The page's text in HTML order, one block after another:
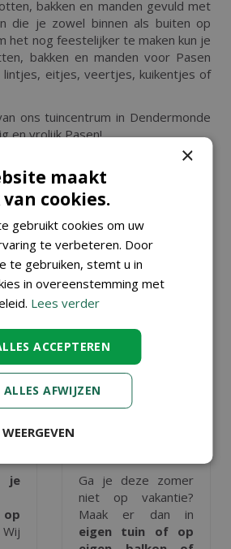
bakken en manden gevuld met
die je zowel binnen als buiten op
het nog feestelijker te maken kun je
bakken en manden voor Pasen
eitjes, veertjes, kuikentjes of
ons tuincentrum in Dendermonde
en vrolijk Pasen!
DE VOLGENDE
je
Wij
VAKANTIETIPS
(MET KIDS) IN
Ga je deze zomer
niet op vakantie?
Maak er dan in
eigen tuin of op
×
maakt
cookies.
gebruikt cookies om uw
te verbeteren. Door
te gebruiken, stemt u in
in overeenstemming met
Lees verder
ACCEPTEREN
ALLES AFWIJZEN